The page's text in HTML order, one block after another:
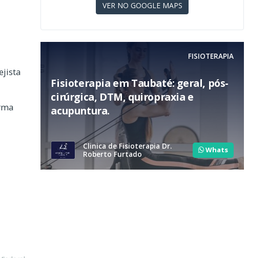
VER NO GOOGLE MAPS
FISIOTERAPIA
Fisioterapia em Taubaté: geral, pós-
cirúrgica, DTM, quiropraxia e
acupuntura.
Clinica de Fisioterapia Dr.
Roberto Furtado
Whats